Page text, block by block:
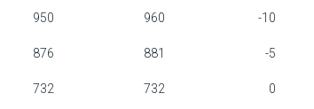
950 960 -10
876 881 -5
732 732 0